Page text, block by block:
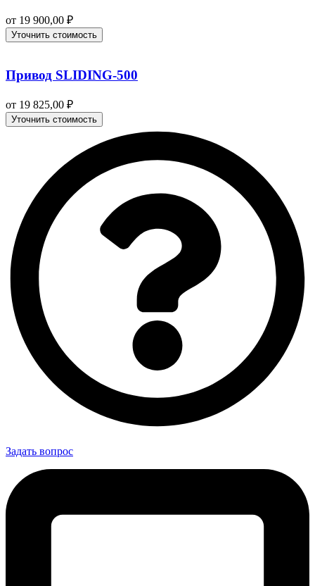
от 19 900,00 ₽
Уточнить стоимость
Привод SLIDING-500
от 19 825,00 ₽
Уточнить стоимость
Задать вопрос